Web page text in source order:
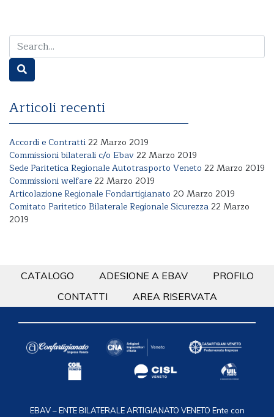
Articoli recenti
Accordi e Contratti22 Marzo 2019
Commissioni bilaterali c/o Ebav22 Marzo 2019
Sede Paritetica Regionale Autotrasporto Veneto 22 Marzo 2019
Commissioni welfare22 Marzo 2019
Articolazione Regionale Fondartigianato 20 Marzo 2019
Comitato Paritetico Bilaterale Regionale Sicurezza22 Marzo
2019
CATALOGO ADESIONE A EBAV
PROFILO
CONTATTI
AREA RISERVATA
EBAV – ENTE BILATERALE ARTIGIANATO VENETO Ente con